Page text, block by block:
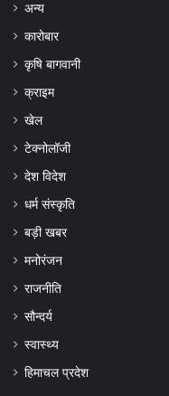
अन्य
कारोबार
कृषि बागवानी
क्राइम
खेल
टेक्नोलॉजी
देश विदेश
धर्म संस्कृति
बड़ी खबर
मनोरंजन
राजनीति
सौन्दर्य
स्वास्थ्य
हिमाचल प्रदेश